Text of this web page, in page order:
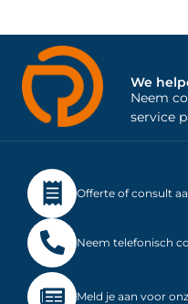
We
Neem
service
Offerte of consult
Neem telefonisch
Meld je aan voor